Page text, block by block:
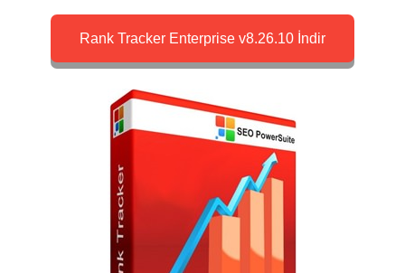
Rank Tracker Enterprise v8.26.10 İndir